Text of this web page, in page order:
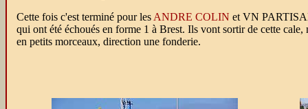
Cette fois c'est terminé pour les ANDRE COLIN et VN
qui ont été échoués en forme 1 à Brest. Ils vont sortir de cette cale,
en petits morceaux, direction une fonderie.